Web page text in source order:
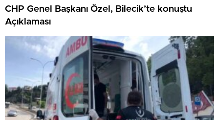
CHP Genel Başkanı Özel, Bilecik’te konuştu
Açıklaması